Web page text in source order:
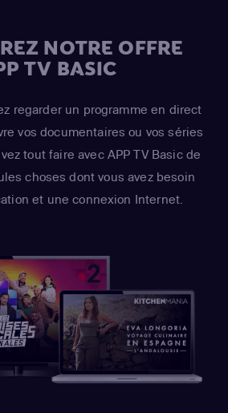
NOTRE OFFRE
TV BASIC
regarder un programme en direct
vos documentaires ou vos séries
tout faire avec APP TV Basic de
choses dont vous avez besoin
et une connexion Internet.